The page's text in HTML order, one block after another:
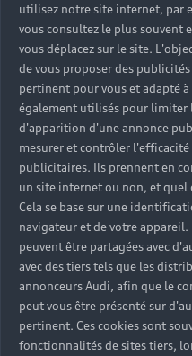
utilisez notre site internet, par
vous consultez le plus souvent
vous déplacez sur le site.
de vous proposer des
pertinent pour vous et adapté
également utilisés pour limiter
d'apparition d'une annonce
mesurer et contrôler l'efficacité
publicitaires. Ils prennent en
un site internet ou non, et quel
Cela se base sur une
navigateur et de votre
peuvent être partagées avec
avec des tiers tels que les
annonceurs Audi, afin que le
peut vous être présenté sur
pertinent. Ces cookies sont
fonctionnalités de sites tiers,